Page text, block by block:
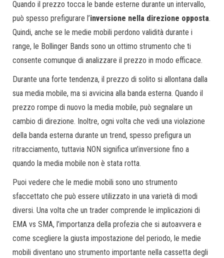
Quando il prezzo tocca le bande esterne durante un intervallo,
può spesso prefigurare l’inversione nella direzione opposta.
Quindi, anche se le medie mobili perdono validità durante i
range, le Bollinger Bands sono un ottimo strumento che ti
consente comunque di analizzare il prezzo in modo efficace.
Durante una forte tendenza, il prezzo di solito si allontana dalla
sua media mobile, ma si avvicina alla banda esterna. Quando il
prezzo rompe di nuovo la media mobile, può segnalare un
cambio di direzione. Inoltre, ogni volta che vedi una violazione
della banda esterna durante un trend, spesso prefigura un
ritracciamento, tuttavia NON significa un’inversione fino a
quando la media mobile non è stata rotta.
Puoi vedere che le medie mobili sono uno strumento
sfaccettato che può essere utilizzato in una varietà di modi
diversi. Una volta che un trader comprende le implicazioni di
EMA vs SMA, l’importanza della profezia che si autoavvera e
come scegliere la giusta impostazione del periodo, le medie
mobili diventano uno strumento importante nella cassetta degli